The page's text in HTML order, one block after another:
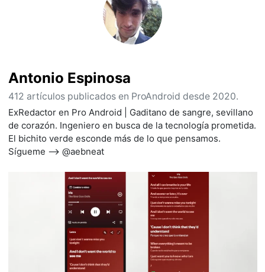
Antonio Espinosa
412 artículos publicados en ProAndroid desde 2020.
ExRedactor en Pro Android | Gaditano de sangre, sevillano
de corazón. Ingeniero en busca de la tecnología prometida.
El bichito verde esconde más de lo que pensamos.
Sígueme --> @aebneat